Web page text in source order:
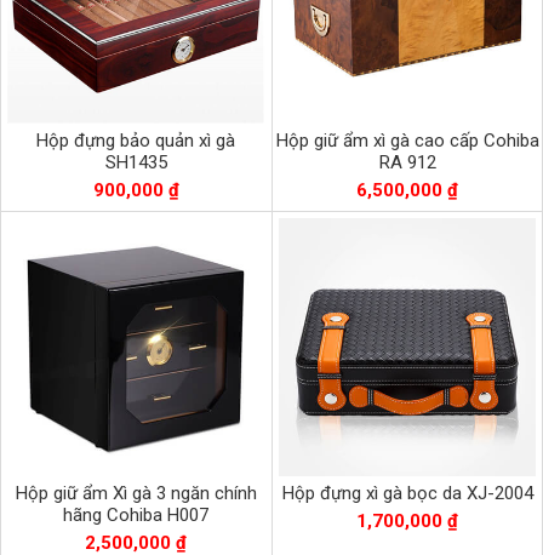
Hộp đựng bảo quản xì gà
SH1435
900,000 ₫
Hộp giữ ẩm xì gà cao cấp Cohiba
RA 912
6,500,000 ₫
Hộp giữ ẩm Xì gà 3 ngăn chính
hãng Cohiba H007
2,500,000 ₫
Hộp đựng xì gà bọc da XJ-2004
1,700,000 ₫